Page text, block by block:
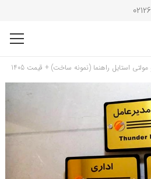
مولتی استایل راهنما (نمونه ساخت) + قیمت 1405